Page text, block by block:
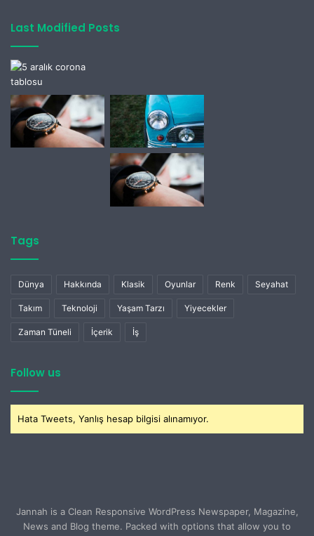
Last Modified Posts
Tags
Dünya Hakkında Klasik Oyunlar Renk Seyahat
Takım Teknoloji Yaşam Tarzı Yiyecekler
Zaman Tüneli İçerik İş
Follow us
Hata Tweets, Yanlış hesap bilgisi alınamıyor.
Jannah is a Clean Responsive WordPress Newspaper, Magazine,
News and Blog theme. Packed with options that allow you to